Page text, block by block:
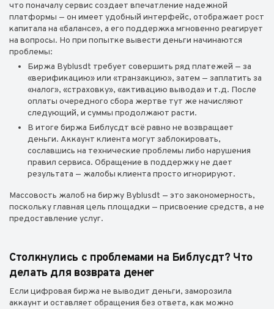
что поначалу сервис создает впечатление надежной
платформы — он имеет удобный интерфейс, отображает рост
капитала на «балансе», а его поддержка мгновенно реагирует
на вопросы. Но при попытке вывести деньги начинаются
проблемы:
Биржа Byblusdt требует совершить ряд платежей — за
«верификацию» или «транзакцию», затем — заплатить за
«налог», «страховку», «активацию вывода» и т.д. После
оплаты очередного сбора жертве тут же начисляют
следующий, и суммы продолжают расти.
В итоге биржа Библусдт всё равно не возвращает
деньги. Аккаунт клиента могут заблокировать,
сославшись на технические проблемы либо нарушения
правил сервиса. Обращение в поддержку не дает
результата — жалобы клиента просто игнорируют.
Массовость жалоб на биржу Byblusdt — это закономерность,
поскольку главная цель площадки — присвоение средств, а не
предоставление услуг.
Столкнулись с проблемами на Библусдт? Что
делать для возврата денег
Если цифровая биржа не выводит деньги, заморозила
аккаунт и оставляет обращения без ответа, как можно